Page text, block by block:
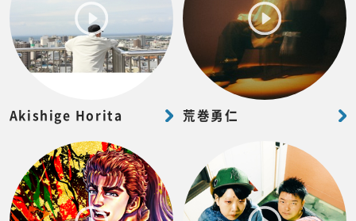
Akishige Horita 荒巻勇仁